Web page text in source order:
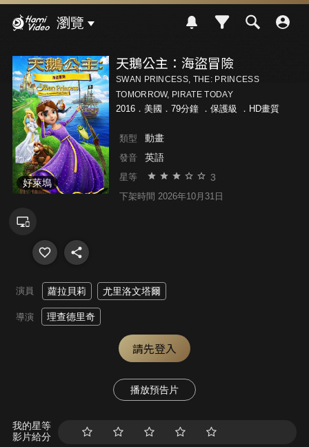
瀏覽
好萊塢
天鵝公主：海盜冒險
SWAN PRINCESS, THE: PRINCESS
TOMORROW, PIRATE TODAY
2016．美國．79分鐘 ． 保護級 ．HD畫質
類型 動畫
發音 英語
星等 3
下架時間 2026年10月31日
演員 蘿拉貝莉 尤里洛文塔爾
導演 理查德里奇
請先登入
播放預告片
我的星等
影片給分